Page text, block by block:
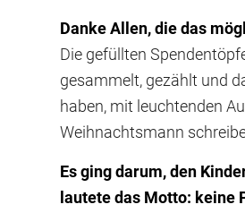
Danke Allen, die das
Die gefüllten
gesammelt, gezählt und
haben, mit leuchtenden
Weihnachtsmann
Es ging darum, den
lautete das Motto: keine